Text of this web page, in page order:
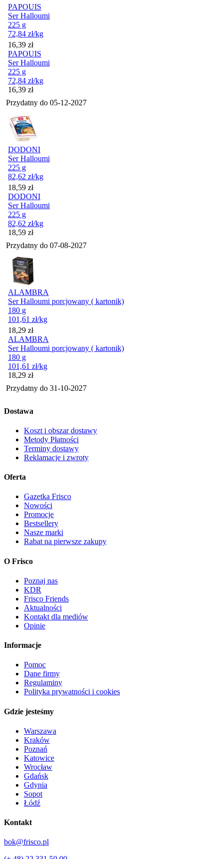
PAPOUIS
Ser Halloumi
225 g
72,84 zł/kg
Cena
16,39 zł
PAPOUIS
Ser Halloumi
225 g
72,84 zł/kg
Cena
16,39 zł
Przydatny do 05-12-2027
DODONI
Ser Halloumi
225 g
82,62 zł/kg
Cena
18,59 zł
DODONI
Ser Halloumi
225 g
82,62 zł/kg
Cena
18,59 zł
Przydatny do 07-08-2027
ALAMBRA
Ser Halloumi porcjowany ( kartonik)
180 g
101,61 zł/kg
Cena
18,29 zł
ALAMBRA
Ser Halloumi porcjowany ( kartonik)
180 g
101,61 zł/kg
Cena
18,29 zł
Przydatny do 31-10-2027
Dostawa
Koszt i obszar dostawy
Metody Płatności
Terminy dostawy
Reklamacje i zwroty
Oferta
Gazetka Frisco
Nowości
Promocje
Bestsellery
Nasze marki
Rabat na pierwsze zakupy
O Frisco
Poznaj nas
KDR
Frisco Friends
Aktualności
Kontakt dla mediów
Opinie
Informacje
Pomoc
Dane firmy
Regulaminy
Polityka prywatności i cookies
Gdzie jesteśmy
Warszawa
Kraków
Poznań
Katowice
Wrocław
Gdańsk
Gdynia
Sopot
Łódź
Kontakt
bok@frisco.pl